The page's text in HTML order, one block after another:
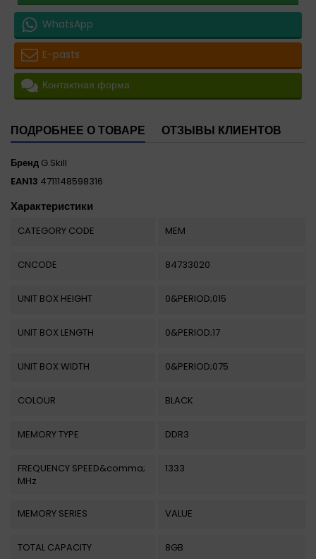
WhatsApp
E-pasts
Контактная форма
ПОДРОБНЕЕ О ТОВАРЕ ОТЗЫВЫ КЛИЕНТОВ
Бренд G.Skill
EAN13 4711148598316
Характеристики
CATEGORY CODE MEM
CNCODE 84733020
UNIT BOX HEIGHT 0&PERIOD;015
UNIT BOX LENGTH 0&PERIOD;17
UNIT BOX WIDTH 0&PERIOD;075
COLOUR BLACK
MEMORY TYPE DDR3
FREQUENCY SPEED&comma;
MHz
1333
MEMORY SERIES VALUE
TOTAL CAPACITY 8GB